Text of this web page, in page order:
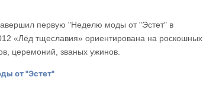
первую "Неделю моды от "Эстет" в
«Лёд тщеславия» ориентирована на роскошных
церемоний, званых ужинов.